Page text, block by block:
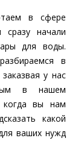
в сфере
начали
для воды.
в
у нас
в нашем
вы нам
какой
ваших нужд